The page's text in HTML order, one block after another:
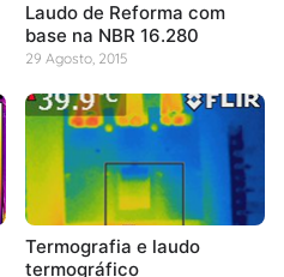
Laudo de Reforma com
base na NBR 16.280
29 Agosto, 2015
Termografia e laudo
termográfico